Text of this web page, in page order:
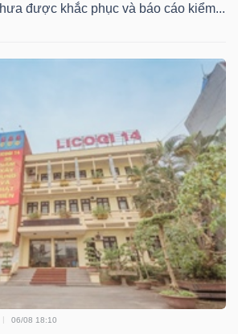
được khắc phục và báo cáo kiểm...
06/08 18:10